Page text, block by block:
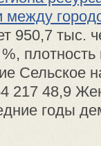
между
950,7 тыс.
Сельское
217 48,9
годы